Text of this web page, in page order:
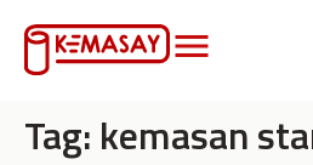
Tag: kemasan